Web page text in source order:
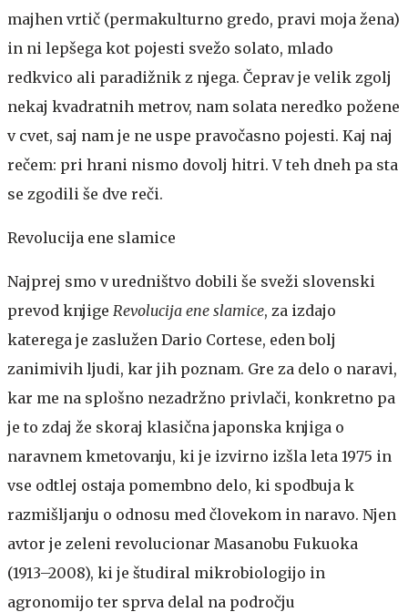
majhen vrtič (permakulturno gredo, pravi moja žena)
in ni lepšega kot pojesti svežo solato, mlado
redkvico ali paradižnik z njega. Čeprav je velik zgolj
nekaj kvadratnih metrov, nam solata neredko požene
v cvet, saj nam je ne uspe pravočasno pojesti. Kaj naj
rečem: pri hrani nismo dovolj hitri. V teh dneh pa sta
se zgodili še dve reči.
Revolucija ene slamice
Najprej smo v uredništvo dobili še sveži slovenski
prevod knjige Revolucija ene slamice, za izdajo
katerega je zaslužen Dario Cortese, eden bolj
zanimivih ljudi, kar jih poznam. Gre za delo o naravi,
kar me na splošno nezadržno privlači, konkretno pa
je to zdaj že skoraj klasična japonska knjiga o
naravnem kmetovanju, ki je izvirno izšla leta 1975 in
vse odtlej ostaja pomembno delo, ki spodbuja k
razmišljanju o odnosu med človekom in naravo. Njen
avtor je zeleni revolucionar Masanobu Fukuoka
(1913–2008), ki je študiral mikrobiologijo in
agronomijo ter sprva delal na področju